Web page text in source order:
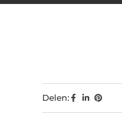
Delen: